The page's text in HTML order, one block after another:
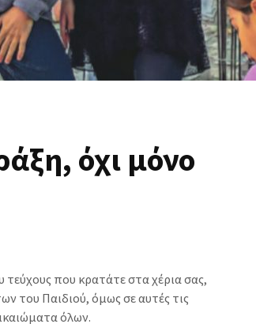
όχι μόνο
που κρατάτε στα χέρια σας,
του Παιδιού, όμως σε αυτές τις
όλων.